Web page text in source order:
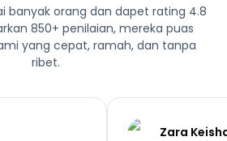
banyak orang dan dapet rating 4.8
850+ penilaian, mereka puas
yang cepat, ramah, dan tanpa
ribet.
Zara